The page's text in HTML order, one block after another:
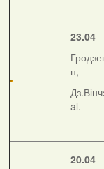
23.04
н,
al.
20.04